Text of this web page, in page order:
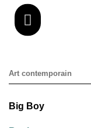
Art contemporain
Big Boy